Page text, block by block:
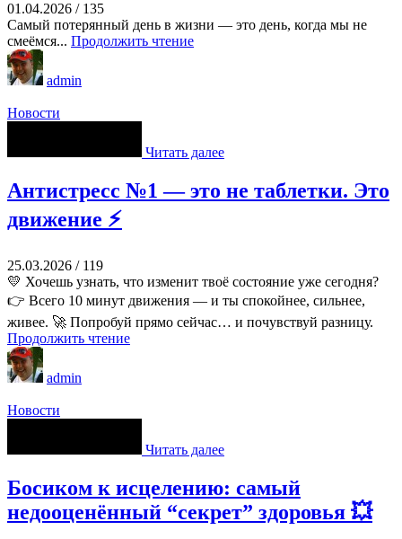
01.04.2026 / 135
Самый потерянный день в жизни — это день, когда мы не
смеёмся... Продолжить чтение
admin
Новости
Читать далее
Антистресс №1 — это не таблетки. Это
движение ⚡
25.03.2026 / 119
💛 Хочешь узнать, что изменит твоё состояние уже сегодня?
👉 Всего 10 минут движения — и ты спокойнее, сильнее,
живее. 🚀 Попробуй прямо сейчас… и почувствуй разницу.
Продолжить чтение
admin
Новости
Читать далее
Босиком к исцелению: самый
недооценённый “секрет” здоровья 💥